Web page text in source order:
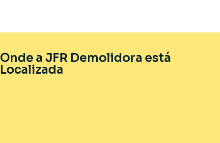
Onde a JFR Demolidora está
Localizada